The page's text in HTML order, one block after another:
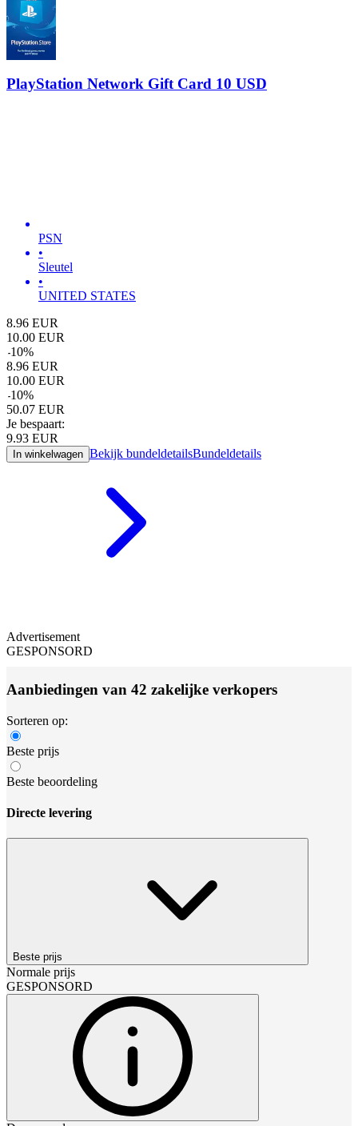
PlayStation Network Gift Card 10 USD
PSN
•
Sleutel
•
UNITED STATES
8.96 EUR
10.00 EUR
-10%
8.96 EUR
10.00 EUR
-10%
50.07 EUR
Je bespaart:
9.93 EUR
In winkelwagen Bekijk bundeldetailsBundeldetails
Advertisement
GESPONSORD
Aanbiedingen van 42 zakelijke verkopers
Sorteren op:
Beste prijs
Beste beoordeling
Directe levering
Beste prijs
Normale prijs
GESPONSORD